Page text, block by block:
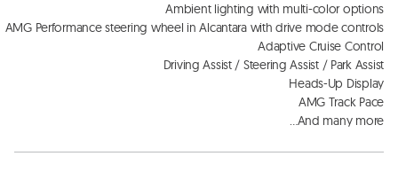
Ambient lighting with multi-color options
Adaptive Cruise Control
And many more…